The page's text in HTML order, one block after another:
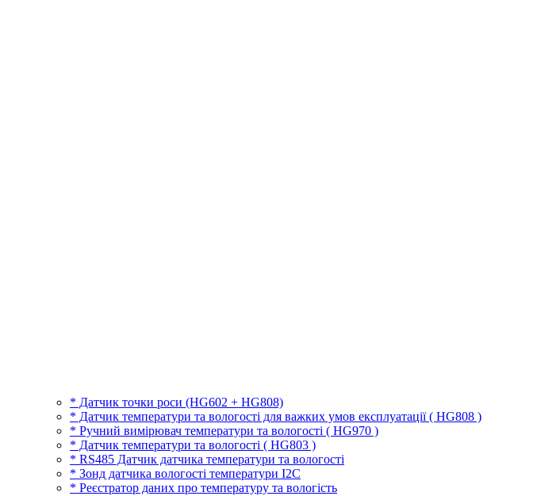
* Датчик точки роси (HG602 + HG808)
* Датчик температури та вологості для важких умов експлуатації ( HG808 )
* Ручний вимірювач температури та вологості ( HG970 )
* Датчик температури та вологості ( HG803 )
* RS485 Датчик датчика температури та вологості
* Зонд датчика вологості температури I2C
* Реєстратор даних про температуру та вологість